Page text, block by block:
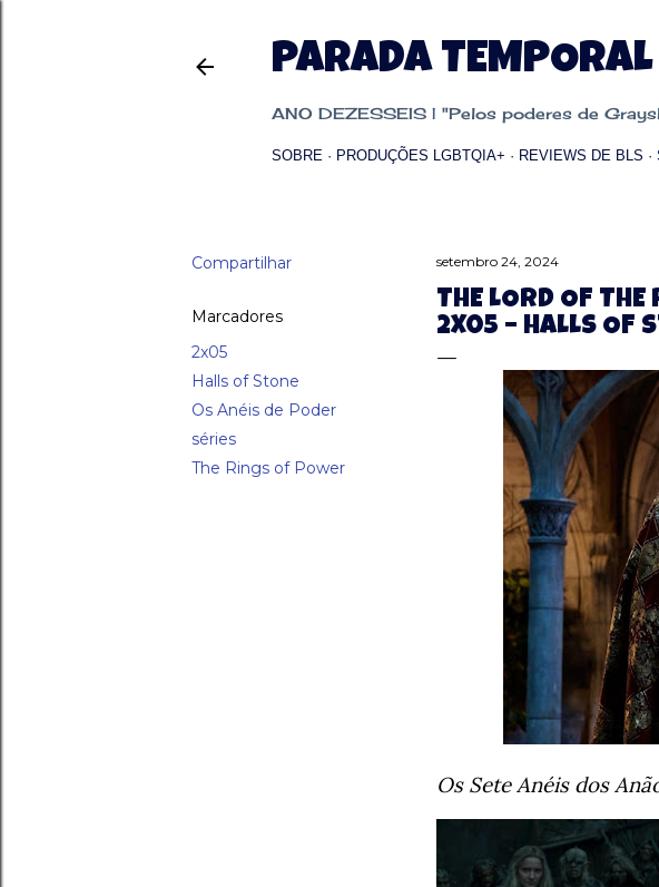
PARADA TEMPORAL
ANO DEZESSEIS | "Pelos poderes de
SOBRE PRODUÇÕES LGBTQIA+ REVIEWS DE BLS
Compartilhar
Marcadores
2x05
Halls of Stone
Os Anéis de Poder
séries
The Rings of Power
setembro 24, 2024
THE LORD OF
2X05 – HALLS OF
Os Sete Anéis dos